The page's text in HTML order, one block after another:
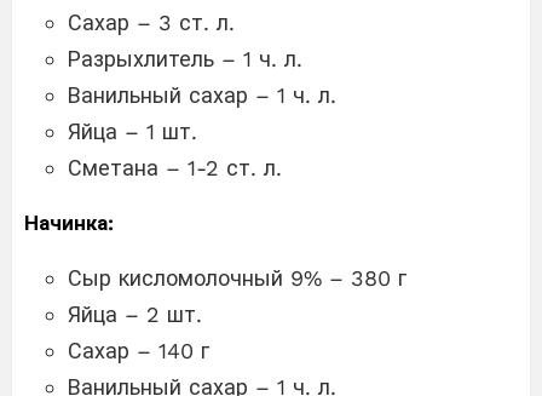
Сахар – 3 ст. л.
Разрыхлитель – 1 ч. л.
Ванильный сахар – 1 ч. л.
Яйца – 1 шт.
Сметана – 1-2 ст. л.
Начинка:
Сыр кисломолочный 9% – 380 г
Яйца – 2 шт.
Сахар – 140 г
Ванильный сахар – 1 ч. л.